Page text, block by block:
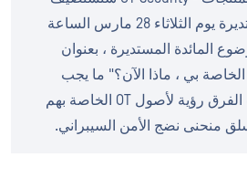
أيضا مناقشة مائدة مستديرة يوم الثلاثاء 28 مارس الساعة
المائدة المستديرة ، بعنوان
"يمكنني رؤية أصول OT الخاصة بي ، ماذا الآن؟" ما يجب
القيام به بعد أن تكتسب الفرق رؤية لأصول OT الخاصة بهم
منحنى نضج الأمن السيبراني.